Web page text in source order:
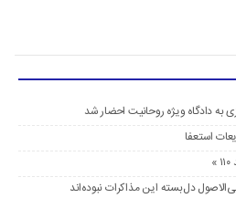
به دادگاه ویژه روحانیت احضار شد
استعفا
دل‌بسته این مذاکرات نبوده‌اند